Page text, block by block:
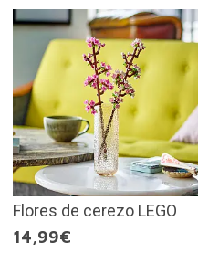
Flores de cerezo LEGO
14,99€